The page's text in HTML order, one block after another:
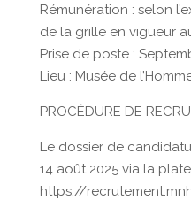
Rémunération : selon
de la grille en vigueur
Prise de poste :
Lieu : Musée de
PROCÉDURE DE
Le dossier de
14 août 2025 via la
https://